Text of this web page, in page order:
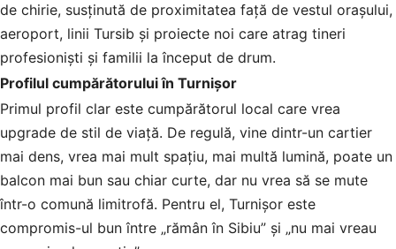
de chirie, susținută de proximitatea față de vestul orașului,
aeroport, linii Tursib și proiecte noi care atrag tineri
profesioniști și familii la început de drum.
Profilul cumpărătorului în Turnișor
Primul profil clar este cumpărătorul local care vrea
upgrade de stil de viață. De regulă, vine dintr-un cartier
mai dens, vrea mai mult spațiu, mai multă lumină, poate un
balcon mai bun sau chiar curte, dar nu vrea să se mute
într-o comună limitrofă. Pentru el, Turnișor este
compromis-ul bun între „rămân în Sibiu” și „nu mai vreau